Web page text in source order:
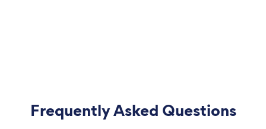
Frequently Asked Questions